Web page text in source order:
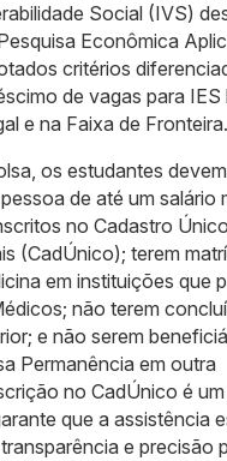
Social (IVS)
Econômica
critérios
de vagas para IES
e na Faixa de Fronteira.
os estudantes
de até um salário
no Cadastro
(CadÚnico); terem
em instituições que
não terem
e não serem
Permanência em outra
no CadÚnico é
que a assistência
e precisão